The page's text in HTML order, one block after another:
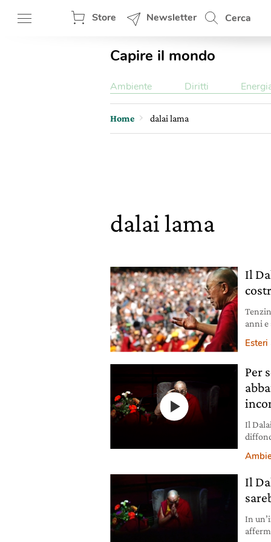
Store Newsletter Cerca
Capire il mondo
Ambiente Diritti
Home dalai lama
dalai lama
Il
anni e
Esteri
Per
Il
Il
In